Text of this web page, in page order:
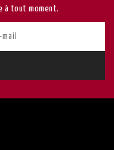
à tout moment.